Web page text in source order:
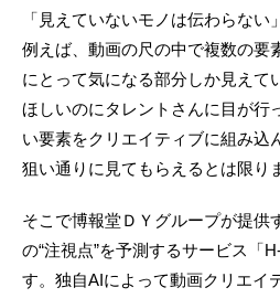
「見えていないモノは伝わらない
例えば、動画の尺の中で複数の要
にとって気になる部分しか見えて
ほしいのにタレントさんに目が行
い要素をクリエイティブに組み込
狙い通りに見てもらえるとは限り
そこで博報堂ＤＹグループが提供
の“注視点”を予測するサービス「
す。独自AIによって動画クリエイ